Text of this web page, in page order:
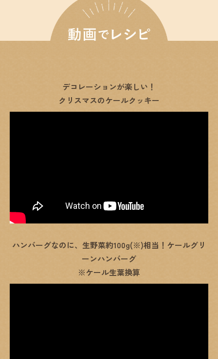
デコレーションが楽しい！
クリスマスのケールクッキー
ハンバーグなのに、生野菜約100g(※)相当！ケールグリ
ーンハンバーグ
※ケール生葉換算